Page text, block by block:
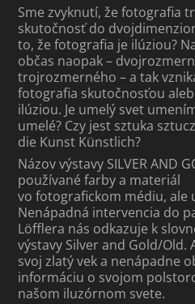
Sme zvyknutí, že fotografia
skutočnosť do
to, že fotografia je ilúziou?
občas naopak –
trojrozmerného – a tak
fotografia skutočnosťou
ilúziou. Je umelý svet
umelé? Czy jest sztuka
die Kunst Künstlich?
Názov výstavy SILVER AND
používané farby a materiál
vo fotografickom médiu, ale
Nenápadná intervencia do
Löfflera nás odkazuje k
výstavy Silver and Gold/
svoj zlatý vek a nenápadne
informáciu o svojom
našom iluzórnom svete.